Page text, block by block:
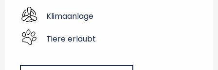
Klimaanlage
Tiere erlaubt